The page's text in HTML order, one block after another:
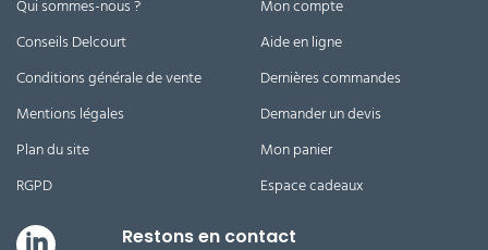
Qui sommes-nous ?
Conseils Delcourt
Conditions générale de vente
Mentions légales
Plan du site
RGPD
Mon compte
Aide en ligne
Dernières commandes
Demander un devis
Mon panier
Espace cadeaux
Restons en contact